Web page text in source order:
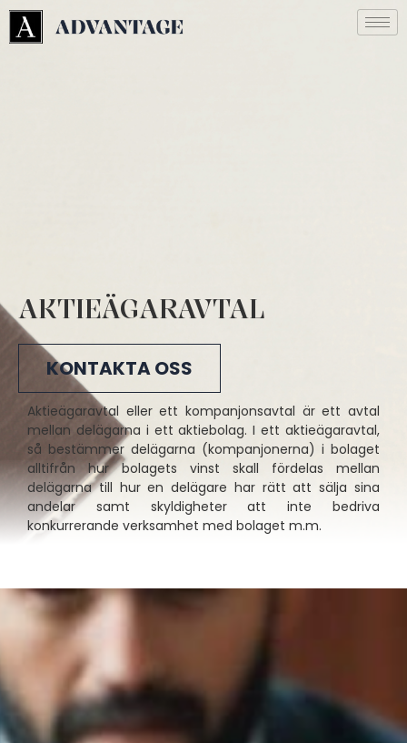
AKTIEÄGARAVTAL
KONTAKTA OSS
Aktieägaravtal eller ett kompanjonsavtal är ett avtal
mellan delägarna i ett aktiebolag. I ett aktieägaravtal,
så bestämmer delägarna (kompanjonerna) i bolaget
alltifrån hur bolagets vinst skall fördelas mellan
delägarna till hur en delägare har rätt att sälja sina
andelar samt skyldigheter att inte bedriva
konkurrerande verksamhet med bolaget m.m.